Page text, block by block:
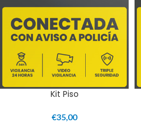
Kit Piso
€35,00